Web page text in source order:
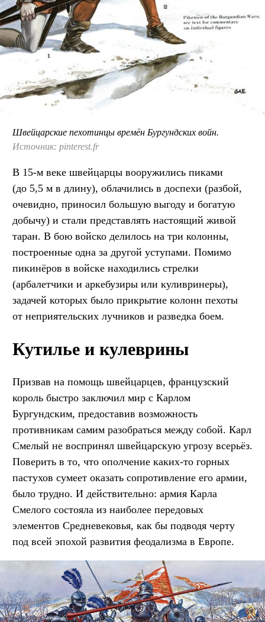
Швейцарские пехотинцы времён Бургундских войн.
Источник: pinterest.fr
В 15-м веке швейцарцы вооружились пиками
(до 5,5 м в длину), облачились в доспехи (разбой,
очевидно, приносил большую выгоду и богатую
добычу) и стали представлять настоящий живой
таран. В бою войско делилось на три колонны,
построенные одна за другой уступами. Помимо
пикинёров в войске находились стрелки
(арбалетчики и аркебузиры или куливринеры),
задачей которых было прикрытие колонн пехоты
от неприятельских лучников и разведка боем.
Кутилье и кулеврины
Призвав на помощь швейцарцев, французский
король быстро заключил мир с Карлом
Бургундским, предоставив возможность
противникам самим разобраться между собой. Карл
Смелый не воспринял швейцарскую угрозу всерьёз.
Поверить в то, что ополчение каких-то горных
пастухов сумеет оказать сопротивление его армии,
было трудно. И действительно: армия Карла
Смелого состояла из наиболее передовых
элементов Средневековья, как бы подводя черту
под всей эпохой развития феодализма в Европе.